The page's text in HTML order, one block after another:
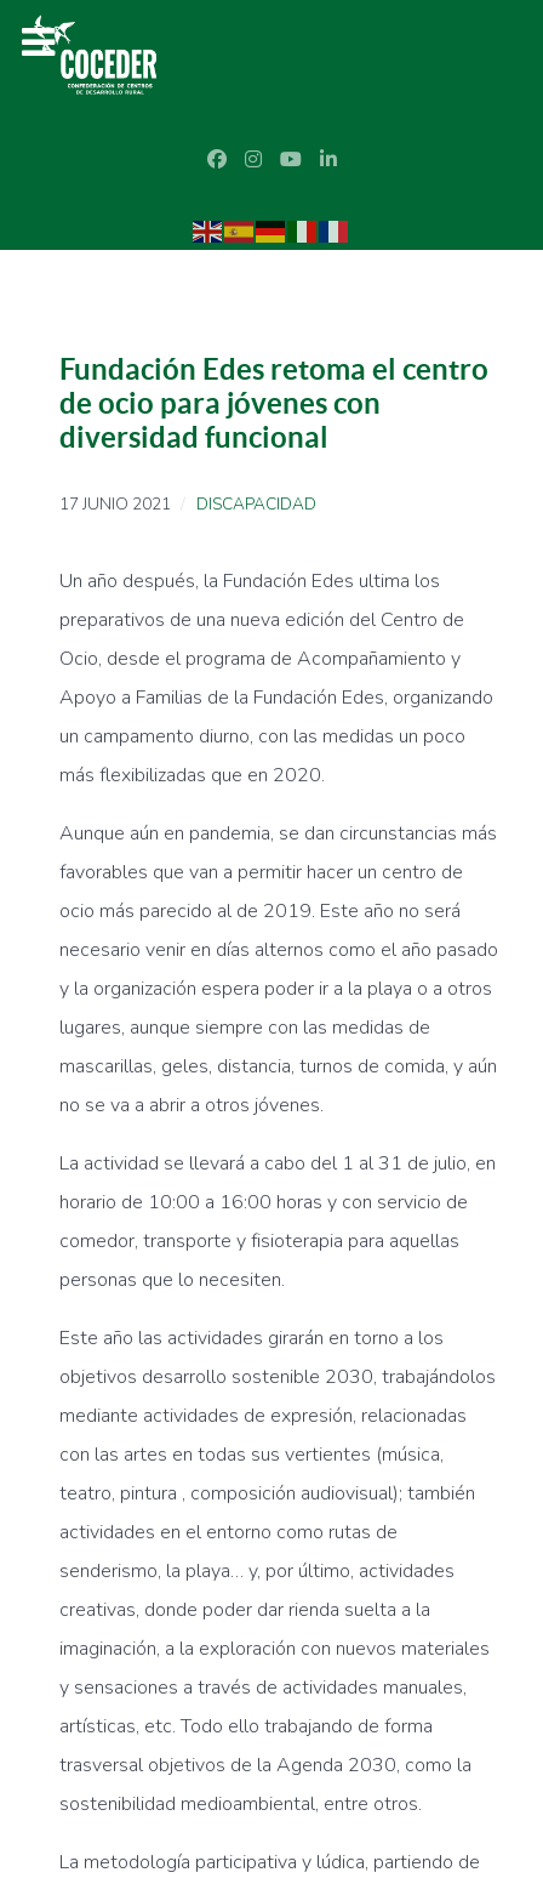
Fundación Edes retoma el centro
de ocio para jóvenes con
diversidad funcional
17 JUNIO 2021 DISCAPACIDAD
Un año después, la Fundación Edes ultima los
preparativos de una nueva edición del Centro de
Ocio, desde el programa de Acompañamiento y
Apoyo a Familias de la Fundación Edes, organizando
un campamento diurno, con las medidas un poco
más flexibilizadas que en 2020.
Aunque aún en pandemia, se dan circunstancias más
favorables que van a permitir hacer un centro de
ocio más parecido al de 2019. Este año no será
necesario venir en días alternos como el año pasado
y la organización espera poder ir a la playa o a otros
lugares, aunque siempre con las medidas de
mascarillas, geles, distancia, turnos de comida, y aún
no se va a abrir a otros jóvenes.
La actividad se llevará a cabo del 1 al 31 de julio, en
horario de 10:00 a 16:00 horas y con servicio de
comedor, transporte y fisioterapia para aquellas
personas que lo necesiten.
Este año las actividades girarán en torno a los
objetivos desarrollo sostenible 2030, trabajándolos
mediante actividades de expresión, relacionadas
con las artes en todas sus vertientes (música,
teatro, pintura , composición audiovisual); también
actividades en el entorno como rutas de
senderismo, la playa… y, por último, actividades
creativas, donde poder dar rienda suelta a la
imaginación, a la exploración con nuevos materiales
y sensaciones a través de actividades manuales,
artísticas, etc. Todo ello trabajando de forma
trasversal objetivos de la Agenda 2030, como la
sostenibilidad medioambiental, entre otros.
La metodología participativa y lúdica, partiendo de